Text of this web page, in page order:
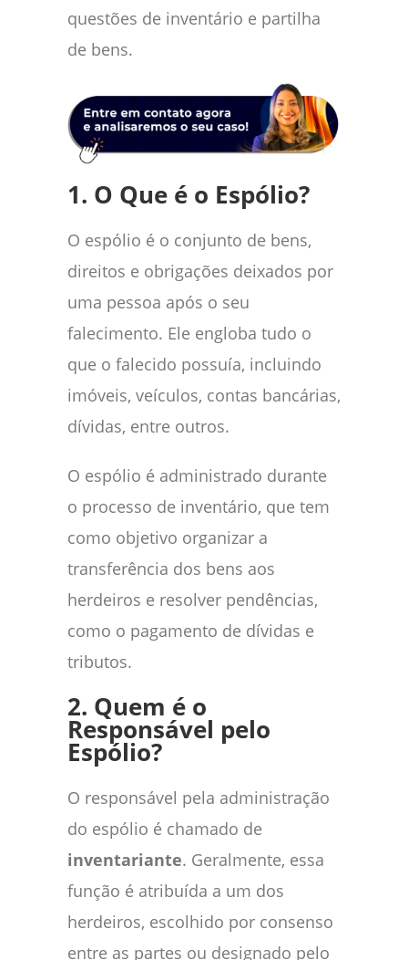
questões de inventário e partilha
de bens.
1. O Que é o Espólio?
O espólio é o conjunto de bens,
direitos e obrigações deixados por
uma pessoa após o seu
falecimento. Ele engloba tudo o
que o falecido possuía, incluindo
imóveis, veículos, contas bancárias,
dívidas, entre outros.
O espólio é administrado durante
o processo de inventário, que tem
como objetivo organizar a
transferência dos bens aos
herdeiros e resolver pendências,
como o pagamento de dívidas e
tributos.
2. Quem é o
Responsável pelo
Espólio?
O responsável pela administração
do espólio é chamado de
inventariante. Geralmente, essa
função é atribuída a um dos
herdeiros, escolhido por consenso
entre as partes ou designado pelo